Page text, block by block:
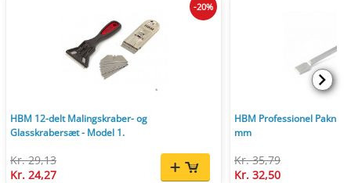
HBM 12-delt Malingskraber- og
Glasskrabersæt - Model 1.
Kr. 29,13
Kr. 24,27
-20%
HBM Professionel
mm
Kr. 35,79
Kr. 32,50